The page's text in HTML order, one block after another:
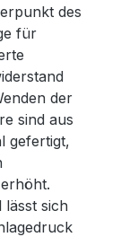
des
für
der
sind aus
gefertigt,
lässt sich